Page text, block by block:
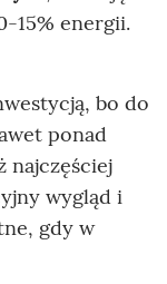
15% energii.
bo do
ponad
najczęściej
wygląd i
gdy w